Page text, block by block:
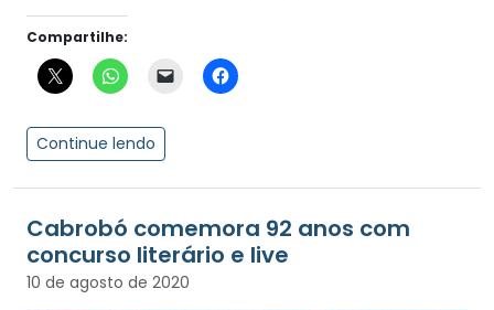
Compartilhe:
Continue lendo
Cabrobó comemora 92 anos com
concurso literário e live
10 de agosto de 2020